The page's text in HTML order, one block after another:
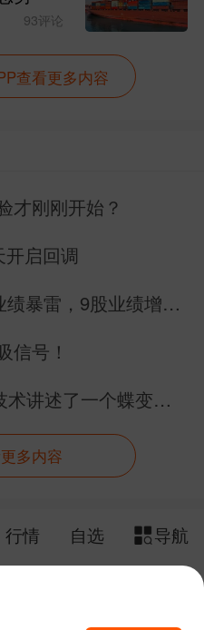
智锐、南华丰汇、
、永赢科技、东
金。
震荡行情，大盘涨
严重。
别是科创板、芯片
量和换手率也大幅
涨，累计涨幅不断
93评论
查看更多内容
才刚刚开始？
启回调
暴雷，9股业绩增
信号！
讲述了一个蝶变故
多内容
行情 自选
导航